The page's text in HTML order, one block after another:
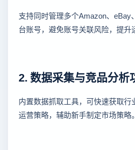
支持同时管理多个Amazon、eBay
台账号，避免账号关联风险，提升
2. 数据采集与竞品分析
内置数据抓取工具，可快速获取行
运营策略，辅助新手制定市场策略。